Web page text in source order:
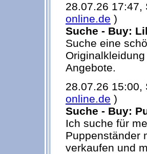
28.07.26 17:47,
online.de )
Suche - Buy:
Suche eine
Angebote.
28.07.26 15:00,
online.de )
Suche - Buy:
Ich suche für
Puppenständer
verkaufen und